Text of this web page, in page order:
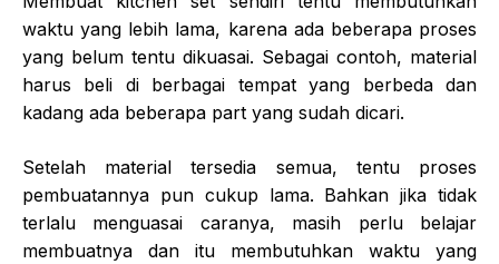
waktu yang lebih lama, karena ada beberapa proses
yang belum tentu dikuasai. Sebagai contoh, material
harus beli di berbagai tempat yang berbeda dan
kadang ada beberapa part yang sudah dicari.
Setelah material tersedia semua, tentu proses
pembuatannya pun cukup lama. Bahkan jika tidak
terlalu menguasai caranya, masih perlu belajar
membuatnya dan itu membutuhkan waktu yang